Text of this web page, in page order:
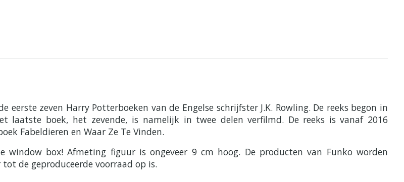
zeven Harry Potterboeken van de Engelse schrijfster J.K. Rowling. De reeks begon in
laatste boek, het zevende, is namelijk in twee delen verfilmd. De reeks is vanaf 2016
Fabeldieren en Waar Ze Te Vinden.
window box! Afmeting figuur is ongeveer 9 cm hoog. De producten van Funko worden
de geproduceerde voorraad op is.